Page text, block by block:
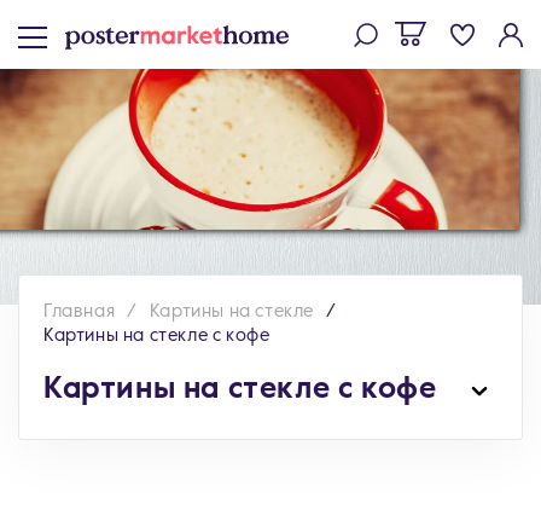
Главная
Картины на стекле
Картины на стекле с кофе
Картины на стекле с кофе